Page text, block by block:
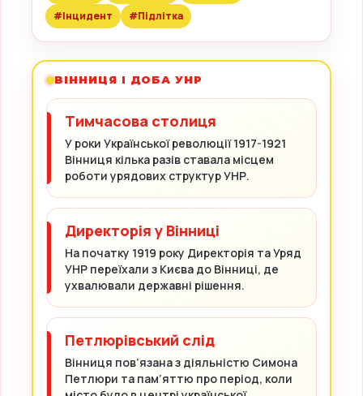
#Інцидент
#Підлітка
ВІННИЦЯ І ДОБА УНР
Тимчасова столиця
У роки Української революції 1917-1921
Вінниця кілька разів ставала місцем
роботи урядових структур УНР.
Директорія у Вінниці
На початку 1919 року Директорія та Уряд
УНР переїхали з Києва до Вінниці, де
ухвалювали державні рішення.
Петлюрівський слід
Вінниця пов’язана з діяльністю Симона
Петлюри та пам’яттю про період, коли